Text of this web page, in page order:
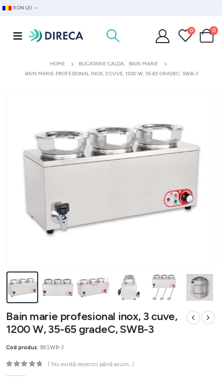
RON LEI
0 0
HOME BUCATARIE CALDA,
BAIN MARIE
BAIN MARIE PROFESIONAL INOX, 3 CUVE, 1200 W, 35-65 GRADEC, SWB-3
Bain marie profesional inox, 3 cuve,
1200 W, 35-65 gradeC, SWB-3
Cod produs: BKSWB-3
( Nu există recenzii până acum. )